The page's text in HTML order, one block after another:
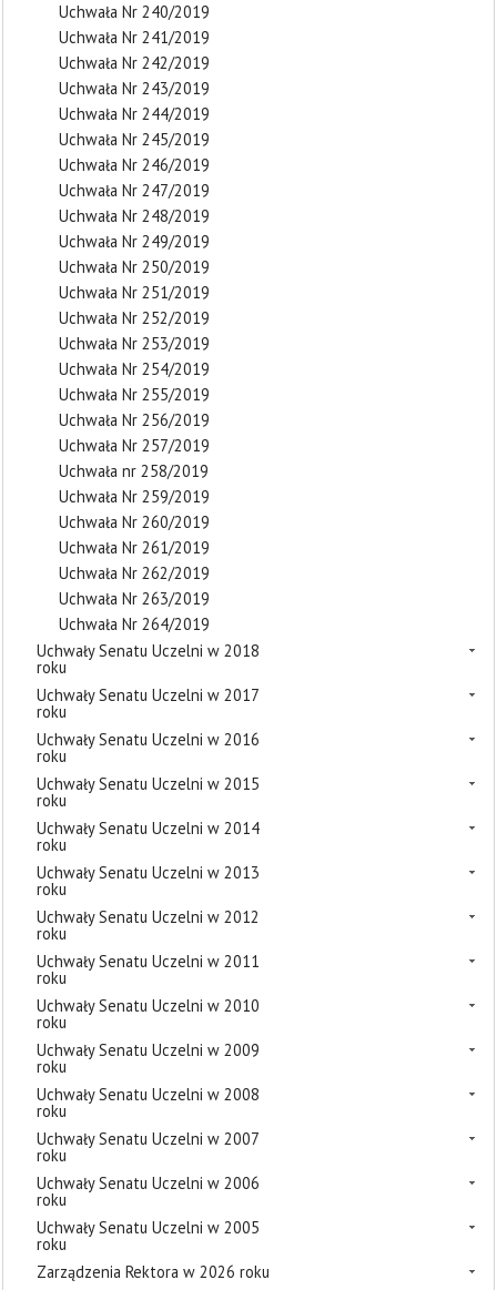
Uchwała Nr 240/2019
Uchwała Nr 241/2019
Uchwała Nr 242/2019
Uchwała Nr 243/2019
Uchwała Nr 244/2019
Uchwała Nr 245/2019
Uchwała Nr 246/2019
Uchwała Nr 247/2019
Uchwała Nr 248/2019
Uchwała Nr 249/2019
Uchwała Nr 250/2019
Uchwała Nr 251/2019
Uchwała Nr 252/2019
Uchwała Nr 253/2019
Uchwała Nr 254/2019
Uchwała Nr 255/2019
Uchwała Nr 256/2019
Uchwała Nr 257/2019
Uchwała nr 258/2019
Uchwała Nr 259/2019
Uchwała Nr 260/2019
Uchwała Nr 261/2019
Uchwała Nr 262/2019
Uchwała Nr 263/2019
Uchwała Nr 264/2019
Uchwały Senatu Uczelni w 2018
roku
Uchwały Senatu Uczelni w 2017
roku
Uchwały Senatu Uczelni w 2016
roku
Uchwały Senatu Uczelni w 2015
roku
Uchwały Senatu Uczelni w 2014
roku
Uchwały Senatu Uczelni w 2013
roku
Uchwały Senatu Uczelni w 2012
roku
Uchwały Senatu Uczelni w 2011
roku
Uchwały Senatu Uczelni w 2010
roku
Uchwały Senatu Uczelni w 2009
roku
Uchwały Senatu Uczelni w 2008
roku
Uchwały Senatu Uczelni w 2007
roku
Uchwały Senatu Uczelni w 2006
roku
Uchwały Senatu Uczelni w 2005
roku
Zarządzenia Rektora w 2026 roku